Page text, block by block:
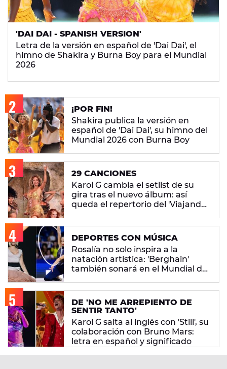
'DAI DAI - SPANISH VERSION'
Letra de la versión en español de 'Dai Dai', el
himno de Shakira y Burna Boy para el Mundial
2026
¡POR FIN!
Shakira publica la versión en
español de 'Dai Dai', su himno del
Mundial 2026 con Burna Boy
29 CANCIONES
Karol G cambia el setlist de su
gira tras el nuevo álbum: así
queda el repertorio del 'Viajando
DEPORTES CON MÚSICA
Rosalía no solo inspira a la
natación artística: 'Berghain'
también sonará en el Mundial de
DE 'NO ME ARREPIENTO DE
SENTIR TANTO'
Karol G salta al inglés con 'Still', su
colaboración con Bruno Mars:
letra en español y significado